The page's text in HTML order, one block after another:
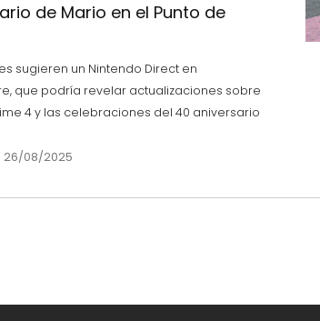
de Mario en el Punto de
sugieren un Nintendo Direct en
que podría revelar actualizaciones sobre
4 y las celebraciones del 40 aniversario
08/2025